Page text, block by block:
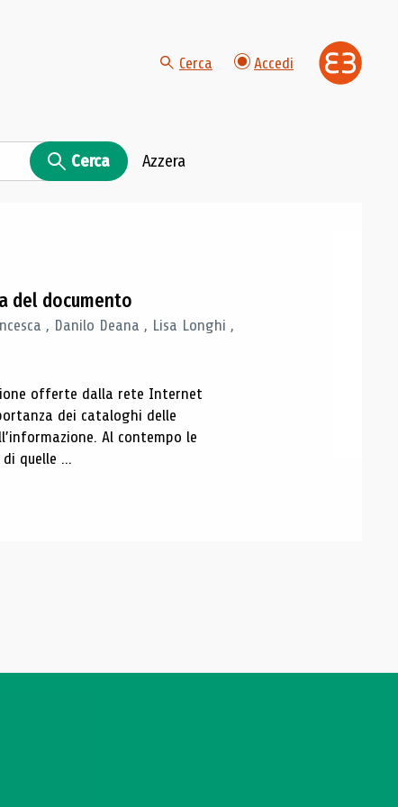
Cerca Accedi
Cerca Azzera
del documento
, Danilo Deana , Lisa Longhi ,
offerte dalla rete Internet
dei cataloghi delle
Al contempo le
quelle ...